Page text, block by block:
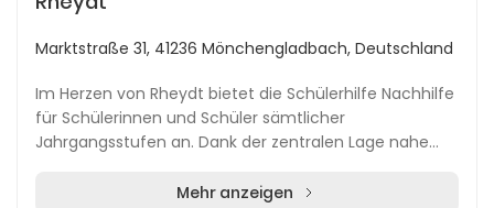
Marktstraße 31, 41236 Mönchengladbach, Deutschland
Im Herzen von Rheydt bietet die Schülerhilfe Nachhilfe
für Schülerinnen und Schüler sämtlicher
Jahrgangsstufen an. Dank der zentralen Lage nahe
Mehr anzeigen